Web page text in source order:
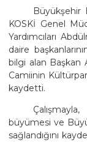
Büyükşehir
KOSKİ Genel
Yardımcıları
daire
bilgi alan Başkan
Camiinin
kaydetti.
büyümesi ve
sağlandığını